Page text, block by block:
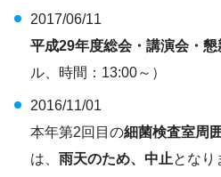
2017/06/11
平成29年度総会・講演会・懇
ル、時間：13:00～）
2016/11/01
本年第2回目の細菌検査室周
は、 雨天のため、中止となり